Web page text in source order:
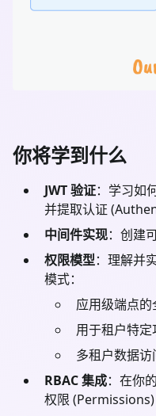
你将学到什么
JWT 验证：学习如
并提取认证
中间件实现：创建
权限模型：理解并
模式：
应用级端点
用于租户特
多租户数据
RBAC 集成：在你
权限